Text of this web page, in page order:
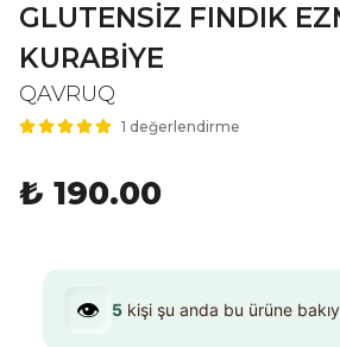
GLUTENSİZ FINDIK
KURABİYE
QAVRUQ
1 değerlendirme
₺ 190.00
👁️ 5 kişi şu anda bu ürüne